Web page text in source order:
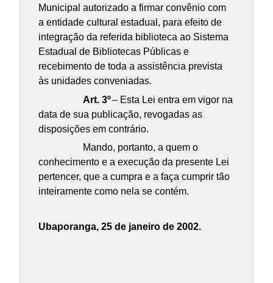
Municipal autorizado a firmar convênio com
a entidade cultural estadual, para efeito de
integração da referida biblioteca ao Sistema
Estadual de Bibliotecas Públicas e
recebimento de toda a assistência prevista
às unidades conveniadas.
Art. 3º– Esta Lei entra em vigor na
data de sua publicação, revogadas as
disposições em contrário.
Mando, portanto, a quem o
conhecimento e a execução da presente Lei
pertencer, que a cumpra e a faça cumprir tão
inteiramente como nela se contém.
Ubaporanga, 25 de janeiro de 2002.